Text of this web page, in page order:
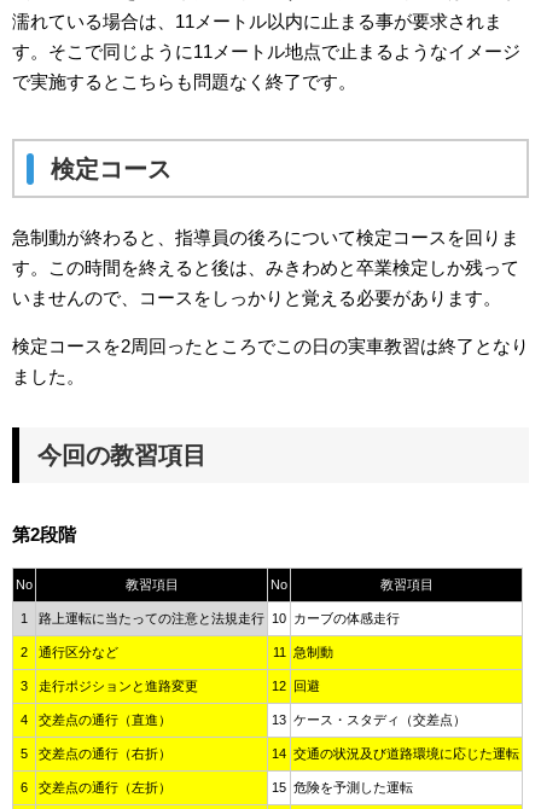
濡れている場合は、11メートル以内に止まる事が要求されま
す。そこで同じように11メートル地点で止まるようなイメージ
で実施するとこちらも問題なく終了です。
検定コース
急制動が終わると、指導員の後ろについて検定コースを回りま
す。この時間を終えると後は、みきわめと卒業検定しか残って
いませんので、コースをしっかりと覚える必要があります。
検定コースを2周回ったところでこの日の実車教習は終了となり
ました。
今回の教習項目
第2段階
No 教習項目 No 教習項目
1 路上運転に当たっての注意と法規走行 10 カーブの体感走行
2 通行区分など 11 急制動
3 走行ポジションと進路変更 12 回避
4 交差点の通行（直進） 13 ケース・スタディ（交差点）
5 交差点の通行（右折） 14 交通の状況及び道路環境に応じた運転
6 交差点の通行（左折） 15 危険を予測した運転